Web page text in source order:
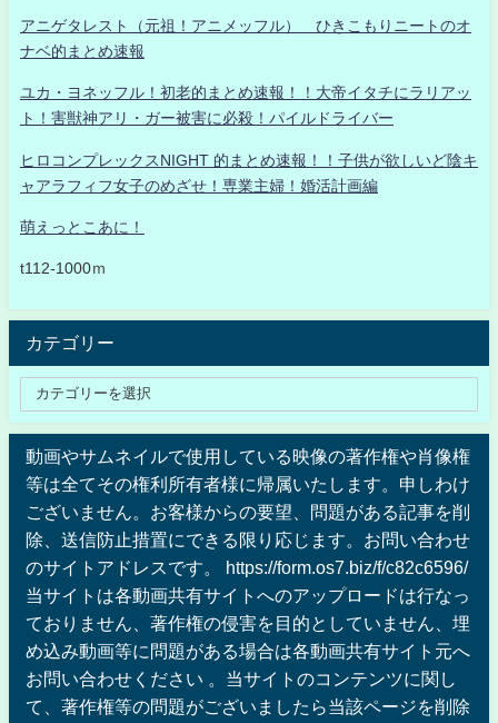
アニゲタレスト（元祖！アニメッフル） ひきこもりニートのオ
ナベ的まとめ速報
ユカ・ヨネッフル！初老的まとめ速報！！大帝イタチにラリアッ
ト！害獣神アリ・ガー被害に必殺！パイルドライバー
ヒロコンプレックスNIGHT 的まとめ速報！！子供が欲しいど陰キ
ャアラフィフ女子のめざせ！専業主婦！婚活計画編
萌えっとこあに！
t112-1000ｍ
カテゴリー
動画やサムネイルで使用している映像の著作権や肖像権
等は全てその権利所有者様に帰属いたします。申しわけ
ございません。お客様からの要望、問題がある記事を削
除、送信防止措置にできる限り応じます。お問い合わせ
のサイトアドレスです。 https://form.os7.biz/f/c82c6596/
当サイトは各動画共有サイトへのアップロードは行なっ
ておりません、著作権の侵害を目的としていません、埋
め込み動画等に問題がある場合は各動画共有サイト元へ
お問い合わせください 。当サイトのコンテンツに関し
て、著作権等の問題がございましたら当該ページを削除